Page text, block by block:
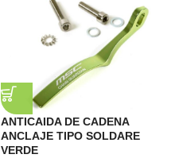
ANTICAIDA DE CADENA
ANCLAJE TIPO SOLDARE
VERDE